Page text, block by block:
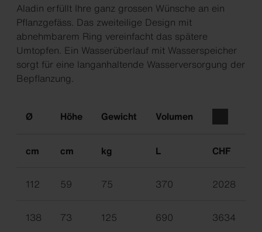
Aladin erfüllt Ihre ganz grossen Wünsche an ein
Pflanzgefäss. Das zweiteilige Design mit
abnehmbarem Ring vereinfacht das spätere
Umtopfen. Ein Wasserüberlauf mit Wasserspeicher
sorgt für eine langanhaltende Wasserversorgung der
Bepflanzung.
Ø Höhe Gewicht Volumen
cm cm kg L CHF
112 59 75 370 2028
138 73 125 690 3634